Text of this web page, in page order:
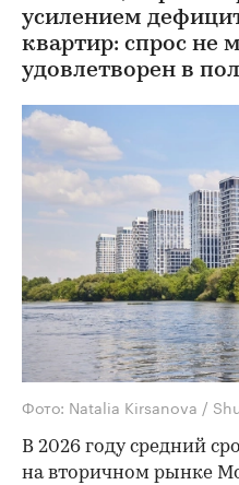
усилением
квартир: спрос не
удовлетворен в
Фото: Natalia Kirsanova /
В 2026 году средний
на вторичном рынке